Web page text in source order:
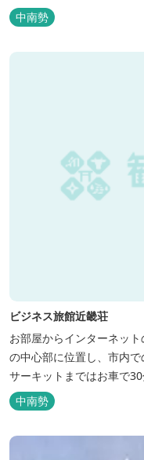
中南勢
ビジネス旅館近畿荘
お部屋からインターネッ
の中心部に位置し、市内
サーキットまではお車で
いただけます。
中南勢